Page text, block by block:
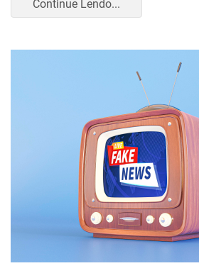
Continue Lendo...